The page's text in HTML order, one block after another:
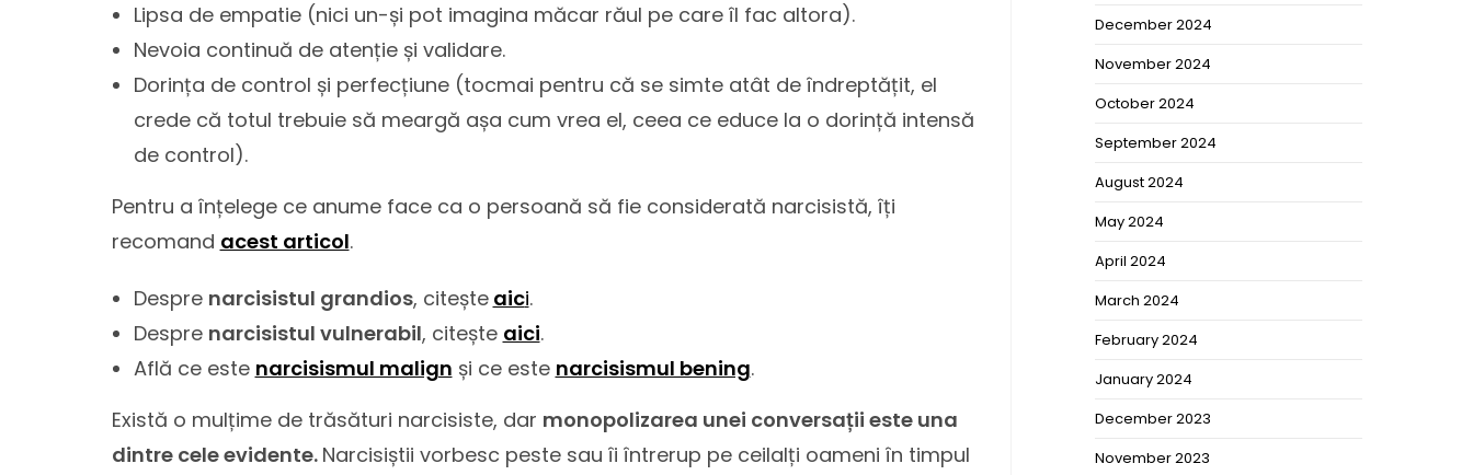
Lipsa de empatie (nici un-și pot imagina măcar răul pe care îl fac altora).
Nevoia continuă de atenție și validare.
Dorința de control și perfecțiune (tocmai pentru că se simte atât de îndreptățit, el
crede că totul trebuie să meargă așa cum vrea el, ceea ce educe la o dorință intensă
de control).
Pentru a înțelege ce anume face ca o persoană să fie considerată narcisistă, îți
recomand acest articol.
Despre narcisistul grandios, citește aici.
Despre narcisistul vulnerabil, citește aici.
Află ce este narcisismul malign și ce este narcisismul bening.
Există o mulțime de trăsături narcisiste, dar monopolizarea unei conversații este una
dintre cele evidente. Narcisiștii vorbesc peste sau îi întrerup pe ceilalți oameni în timpul
December 2024
November 2024
October 2024
September 2024
August 2024
May 2024
April 2024
March 2024
February 2024
January 2024
December 2023
November 2023